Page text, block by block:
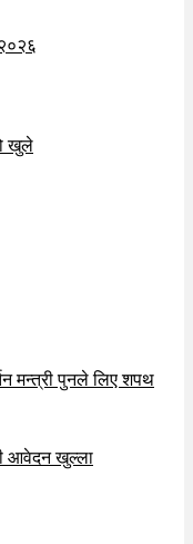
खुले
मन्त्री पुनले लिए शपथ
आवेदन खुल्ला